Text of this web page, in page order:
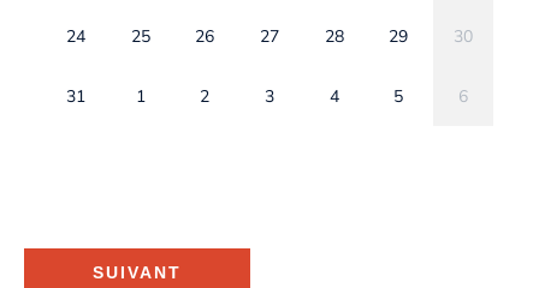
24 25 26 27 28 29 30
31 1 2 3 4 5 6
SUIVANT